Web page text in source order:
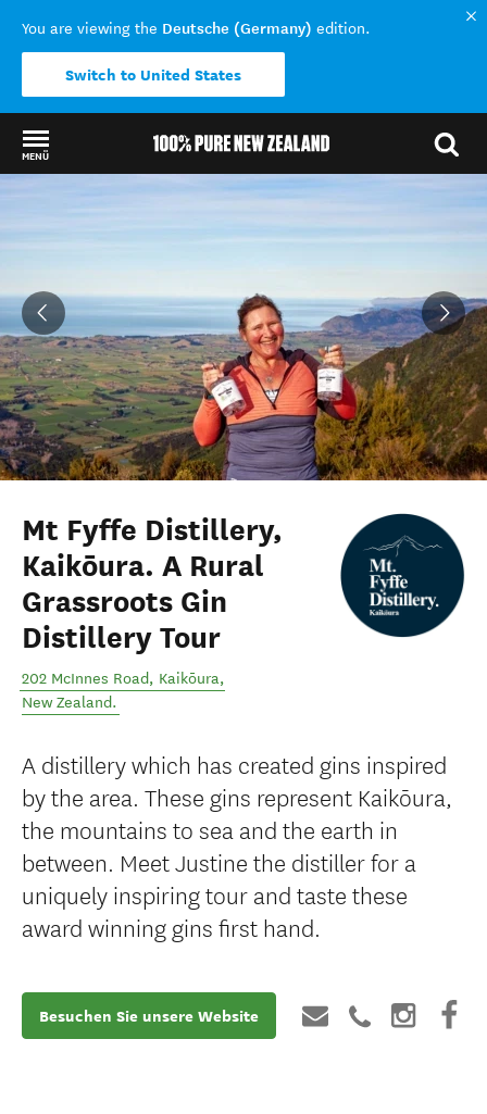
You are viewing the Deutsche (Germany) edition.
Switch to United States
MENÜ
Mt Fyffe Distillery,
Kaikōura. A Rural
Grassroots Gin
Distillery Tour
202 McInnes Road, Kaikōura,
New Zealand.
A distillery which has created gins inspired
by the area. These gins represent Kaikōura,
the mountains to sea and the earth in
between. Meet Justine the distiller for a
uniquely inspiring tour and taste these
award winning gins first hand.
Besuchen Sie unsere Website